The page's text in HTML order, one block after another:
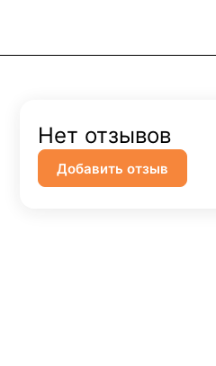
Нет отзывов
Добавить отзыв